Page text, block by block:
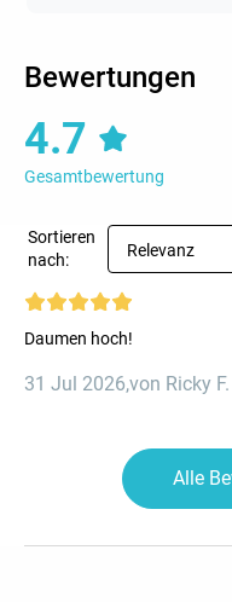
Bewertungen
4.7
Gesamtbewertung
Sortieren
nach:
Relevanz
Daumen hoch!
31 Jul 2026,von Ricky F.
Alle